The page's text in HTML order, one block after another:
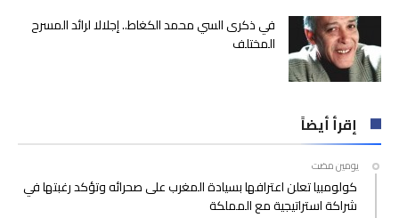
في ذكرى السي محمد الكغاط.. إجلالا لرائد المسرح
المختلف
إقرأ أيضاً
‫‫‫‏‫يومين مضت‬
كولومبيا تعلن اعترافها بسيادة المغرب على صحرائه وتؤكد رغبتها في
شراكة استراتيجية مع المملكة